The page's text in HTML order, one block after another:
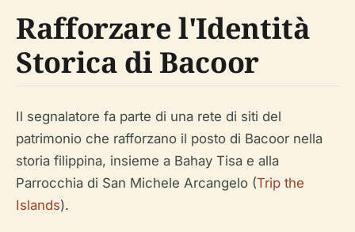
Rafforzare l'Identità
Storica di Bacoor
Il segnalatore fa parte di una rete di siti del
patrimonio che rafforzano il posto di Bacoor nella
storia filippina, insieme a Bahay Tisa e alla
Parrocchia di San Michele Arcangelo (Trip the
Islands).